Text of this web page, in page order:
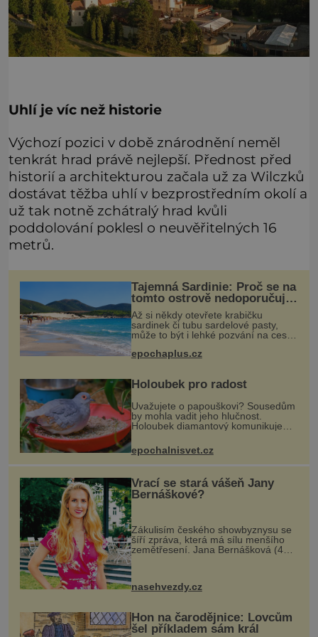
Uhlí je víc než historie
Výchozí pozici v době znárodnění neměl
tenkrát hrad právě nejlepší. Přednost před
historií a architekturou začala už za Wilczků
dostávat těžba uhlí v bezprostředním okolí a
už tak notně zchátralý hrad kvůli
poddolování poklesl o neuvěřitelných 16
metrů.
Tajemná Sardinie: Proč se na
tomto ostrově nedoporučuje
pytlovat „mořské
brambory“?
Až si někdy otevřete krabičku
sardinek či tubu sardelové pasty,
může to být i lehké pozvání na cestu
do srdce Středozemního moře, na
ostrov hrdých Sardů. Věděli jste, že
epochaplus.cz
Holoubek pro radost
Uvažujete o papouškovi? Sousedům
by mohla vadit jeho hlučnost.
Holoubek diamantový komunikuje
roztomilý a hodí se i pro chovatele
začátečníky. Jedná se o nenároč
epochalnisvet.cz
Vrací se stará vášeň Jany
Bernáškové?
Zákulisím českého showbyznysu se
šíří zpráva, která má sílu menšího
zemětřesení. Jana Bernášková (45)
se prý rozešla s grafikem
Jaroslavem Drtinou (38) sotva pár
týdnů poté, co spolu měli začít nový
ž
nasehvezdy.cz
Hon na čarodějnice: Lovcům
šel příkladem sám král